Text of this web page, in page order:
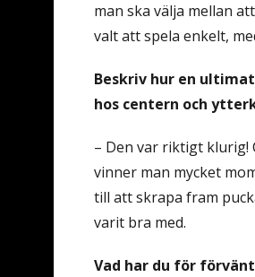
man ska välja mellan
valt att spela enkelt,
Beskriv hur en
hos centern och
– Den var riktigt klurig!
vinner man mycket
till att skrapa fram
varit bra med.
Vad har du för